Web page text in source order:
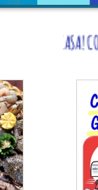
CON SPESA